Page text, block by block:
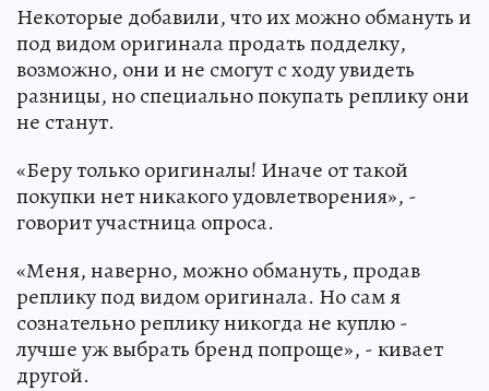
Некоторые добавили, что их можно обмануть и
под видом оригинала продать подделку,
возможно, они и не смогут с ходу увидеть
разницы, но специально покупать реплику они
не станут.
«Беру только оригиналы! Иначе от такой
покупки нет никакого удовлетворения», -
говорит участница опроса.
«Меня, наверно, можно обмануть, продав
реплику под видом оригинала. Но сам я
сознательно реплику никогда не куплю -
лучше уж выбрать бренд попроще», - кивает
другой.